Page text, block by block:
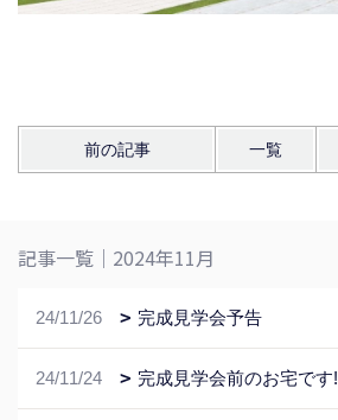
前の記事 一覧
記事一覧｜2024年11月
24/11/26 完成見学会予告
24/11/24 完成見学会前のお宅です!